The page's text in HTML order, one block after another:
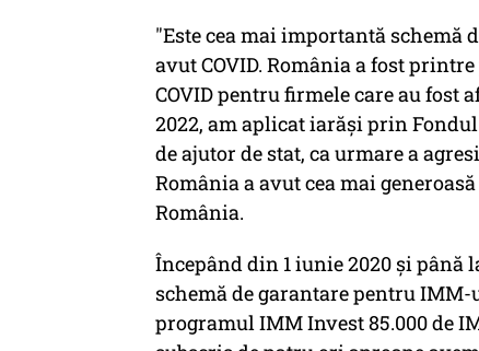
"Este cea mai importantă schemă
avut COVID. România a fost
COVID pentru firmele care au fost
2022, am aplicat iarăşi prin
de ajutor de stat, ca urmare a
România a avut cea mai
România.
Începând din 1 iunie 2020 şi până
schemă de garantare pentru
programul IMM Invest 85.000 de